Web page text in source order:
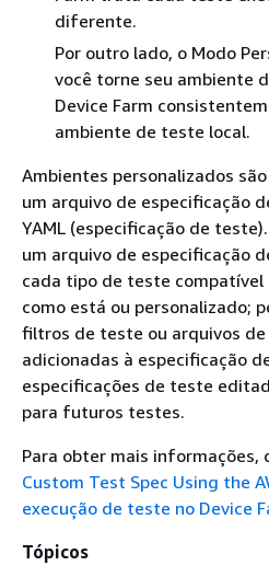
diferente.
Por outro lado, o Modo
você torne seu ambiente
Device Farm
ambiente de teste local.
Ambientes personalizados
um arquivo de especificação
YAML (especificação de
um arquivo de especificação
cada tipo de teste compatível
como está ou personalizado;
filtros de teste ou arquivos
adicionadas à especificação
especificações de teste
para futuros testes.
Para obter mais informações,
Custom Test Spec Using the
execução de teste no Device
Tópicos